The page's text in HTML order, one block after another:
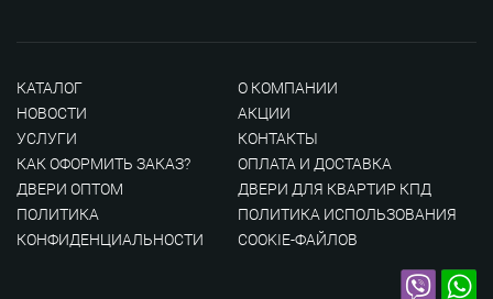
КАТАЛОГ
О КОМПАНИИ
НОВОСТИ
АКЦИИ
УСЛУГИ
КОНТАКТЫ
КАК ОФОРМИТЬ ЗАКАЗ?
ОПЛАТА И ДОСТАВКА
ДВЕРИ ОПТОМ
ДВЕРИ ДЛЯ КВАРТИР КПД
ПОЛИТИКА
КОНФИДЕНЦИАЛЬНОСТИ
ПОЛИТИКА ИСПОЛЬЗОВАНИЯ
COOKIE-ФАЙЛОВ